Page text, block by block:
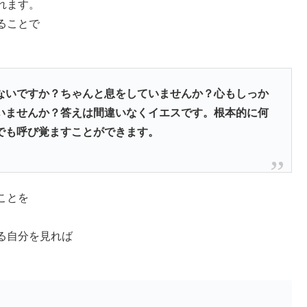
す。
ことで
ですか？ちゃんと息をしていませんか？心もしっか
せんか？答えは間違いなくイエスです。根本的に何
呼び覚ますことができます。
とを
自分を見れば